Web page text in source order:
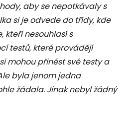
aby se nepotkávaly s
si je odvede do třídy, kde
kteří nesouhlasí s
testů, které provádějí
mohou přinést své testy a
byla jenom jedna
žádala. Jinak nebyl žádný